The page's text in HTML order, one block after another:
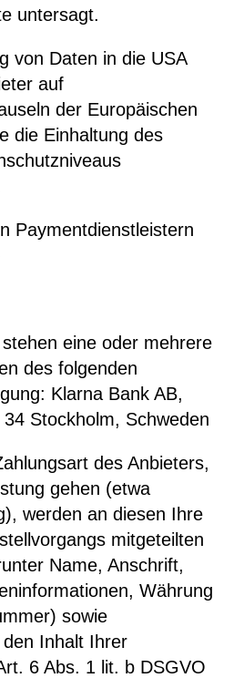
untersagt.
von Daten in die USA
auf
der Europäischen
die Einhaltung des
Paymentdienstleistern
eine oder mehrere
des folgenden
Klarna Bank AB,
Stockholm, Schweden
des Anbieters,
gehen (etwa
werden an diesen Ihre
mitgeteilten
Name, Anschrift,
Währung
sowie
Inhalt Ihrer
6 Abs. 1 lit. b DSGVO